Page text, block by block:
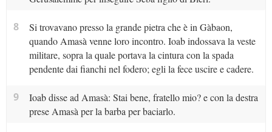
8
Si trovavano presso la grande pietra che è in Gàbaon,
quando Amasà venne loro incontro. Ioab indossava la veste
militare, sopra la quale portava la cintura con la spada
pendente dai fianchi nel fodero; egli la fece uscire e cadere.
9
Ioab disse ad Amasà: Stai bene, fratello mio? e con la destra
prese Amasà per la barba per baciarlo.